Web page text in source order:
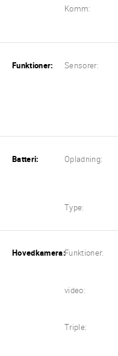
Komm:
Funktioner: Sensorer:
Batteri: Opladning:
Type:
Hovedkamera:Funktioner:
video:
Triple: